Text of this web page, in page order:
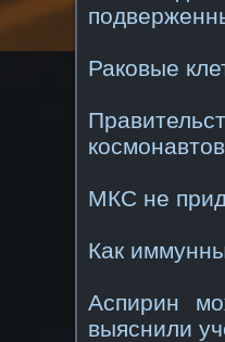
Раковые
космонавтов
МКС не
Как
Аспирин
выяснили